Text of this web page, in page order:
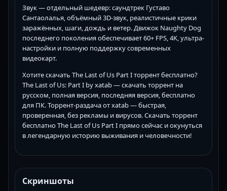
Звук — отдельный шедевр: саундтрек Густаво
Сантаолалья, объёмный 3D-звук, реалистичные крики
заражённых, шаги, дождь и ветер. Движок Naughty Dog
последнего поколения обеспечивает 60+ FPS, 4K, ультра-
настройки и полную поддержку современных
видеокарт.
Хотите скачать The Last of Us Part I торрент бесплатно?
The Last of Us: Part I by xatab — скачать торрент на
русском, полная версия, последняя версия, бесплатно
для ПК. Торрент-раздача от xatab — быстрая,
проверенная, без рекламы и вирусов. Скачать торрент
бесплатно The Last of Us Part I прямо сейчас и окунуться
в легендарную историю выживания и человечности!
Скриншоты